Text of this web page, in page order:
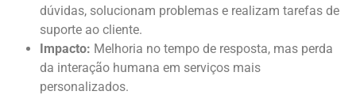
dúvidas, solucionam problemas e realizam tarefas de
suporte ao cliente.
Impacto: Melhoria no tempo de resposta, mas perda
da interação humana em serviços mais
personalizados.